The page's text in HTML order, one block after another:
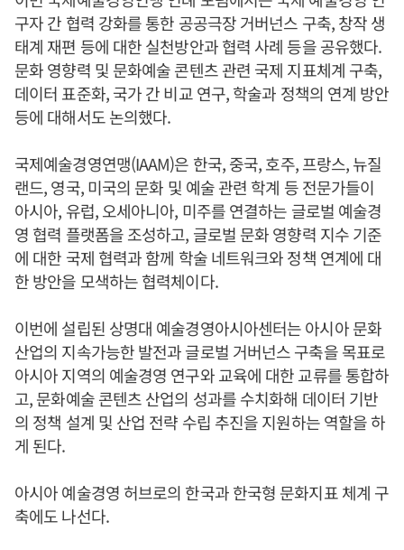
구자 간 협력 강화를 통한 공공극장 거버넌스 구축, 창작 생
태계 재편 등에 대한 실천방안과 협력 사례 등을 공유했다.
문화 영향력 및 문화예술 콘텐츠 관련 국제 지표체계 구축,
데이터 표준화, 국가 간 비교 연구, 학술과 정책의 연계 방안
등에 대해서도 논의했다.
국제예술경영연맹(IAAM)은 한국, 중국, 호주, 프랑스, 뉴질
랜드, 영국, 미국의 문화 및 예술 관련 학계 등 전문가들이
아시아, 유럽, 오세아니아, 미주를 연결하는 글로벌 예술경
영 협력 플랫폼을 조성하고, 글로벌 문화 영향력 지수 기준
에 대한 국제 협력과 함께 학술 네트워크와 정책 연계에 대
한 방안을 모색하는 협력체이다.
이번에 설립된 상명대 예술경영아시아센터는 아시아 문화
산업의 지속가능한 발전과 글로벌 거버넌스 구축을 목표로
아시아 지역의 예술경영 연구와 교육에 대한 교류를 통합하
고, 문화예술 콘텐츠 산업의 성과를 수치화해 데이터 기반
의 정책 설계 및 산업 전략 수립 추진을 지원하는 역할을 하
게 된다.
아시아 예술경영 허브로의 한국과 한국형 문화지표 체계 구
축에도 나선다.